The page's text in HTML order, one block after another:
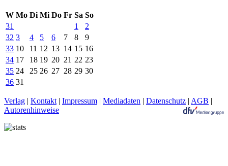
W Mo Di Mi Do Fr Sa So
31
1
2
32 3 4 5 6 7 8
9
33 10 11 12 13 14 15 16
34 17 18 19 20 21 22 23
35 24 25 26 27 28 29 30
36 31
Verlag | Kontakt | Impressum | Mediadaten | Datenschutz | AGB |
Autorenhinweise